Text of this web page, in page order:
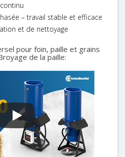
– travail stable et efficace
et de nettoyage
pour foin, paille et grains
de la paille: